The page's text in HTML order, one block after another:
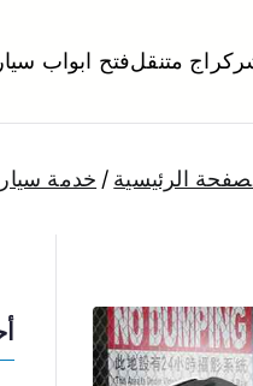
سيارات امام المنزل تبديل
كراج متنقلفتح ابواب
الرئيسية خدمة